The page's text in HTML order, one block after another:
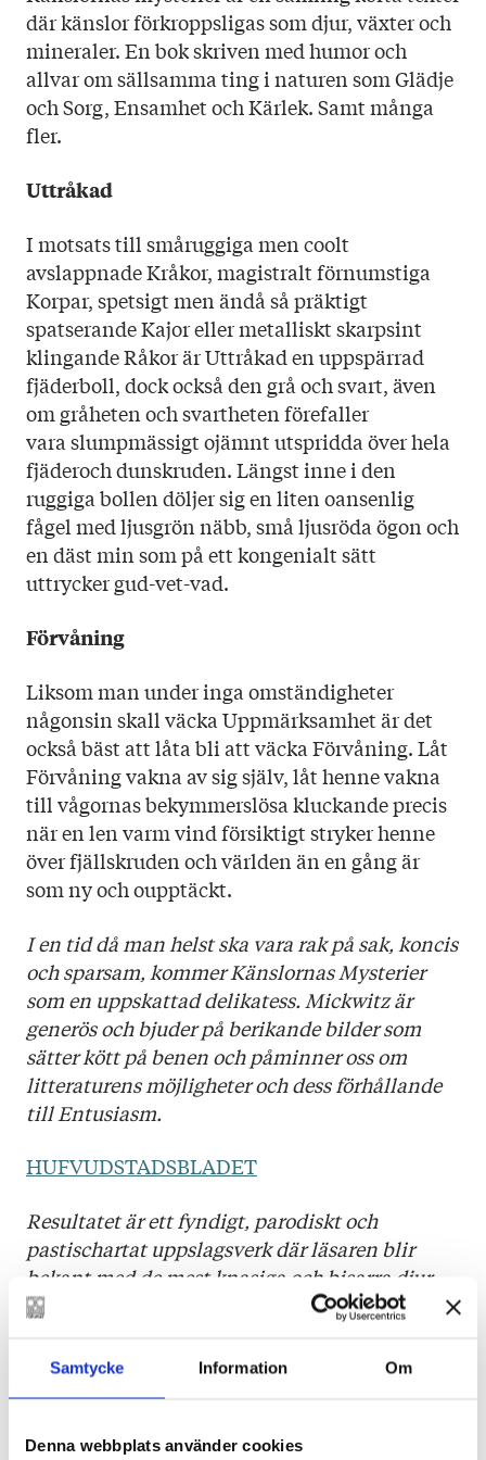
Samtycke Information Om
Denna webbplats använder cookies
Språk: Svenska
Sidantal: 188
Format: Inbunden
där känslor förkroppsligas som djur, växter och
mineraler. En bok skriven med humor och
allvar om sällsamma ting i naturen som Glädje
och Sorg, Ensamhet och Kärlek. Samt många
fler.
Uttråkad
I motsats till småruggiga men coolt
avslappnade Kråkor, magistralt förnumstiga
Korpar, spetsigt men ändå så präktigt
spatserande Kajor eller metalliskt skarpsint
klingande Råkor är Uttråkad en uppspärrad
fjäderboll, dock också den grå och svart, även
om gråheten och svartheten förefaller
vara slumpmässigt ojämnt utspridda över hela
fjäderoch dunskruden. Längst inne i den
ruggiga bollen döljer sig en liten oansenlig
fågel med ljusgrön näbb, små ljusröda ögon och
en däst min som på ett kongenialt sätt
uttrycker gud-vet-vad.
Förvåning
Liksom man under inga omständigheter
någonsin skall väcka Uppmärksamhet är det
också bäst att låta bli att väcka Förvåning. Låt
Förvåning vakna av sig själv, låt henne vakna
till vågornas bekymmerslösa kluckande precis
när en len varm vind försiktigt stryker henne
över fjällskruden och världen än en gång är
som ny och oupptäckt.
I en tid då man helst ska vara rak på sak, koncis
och sparsam, kommer Känslornas Mysterier
som en uppskattad delikatess. Mickwitz är
generös och bjuder på berikande bilder som
sätter kött på benen och påminner oss om
litteraturens möjligheter och dess förhållande
till Entusiasm.
HUFVUDSTADSBLADET
Resultatet är ett fyndigt, parodiskt och
pastischartat uppslagsverk där läsaren blir
bekant med de mest knasiga och bisarra djur
samtidigt som man förvisso kan skratta nog så
igenkänningsfaktorn är ofta ack! så hög.